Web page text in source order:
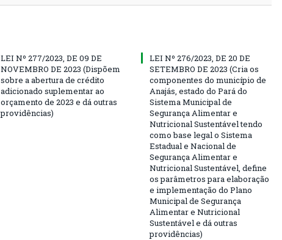
LEI Nº 277/2023, DE 09 DE
NOVEMBRO DE 2023 (Dispõem
sobre a abertura de crédito
adicionado suplementar ao
orçamento de 2023 e dá outras
providências)
LEI Nº 276/2023, DE 20 DE
SETEMBRO DE 2023 (Cria os
componentes do município de
Anajás, estado do Pará do
Sistema Municipal de
Segurança Alimentar e
Nutricional Sustentável tendo
como base legal o Sistema
Estadual e Nacional de
Segurança Alimentar e
Nutricional Sustentável, define
os parâmetros para elaboração
e implementação do Plano
Municipal de Segurança
Alimentar e Nutricional
Sustentável e dá outras
providências)